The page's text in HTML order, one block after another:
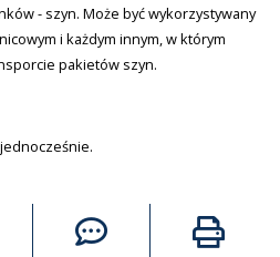
- szyn. Może być wykorzystywany
i każdym innym, w którym
pakietów szyn.